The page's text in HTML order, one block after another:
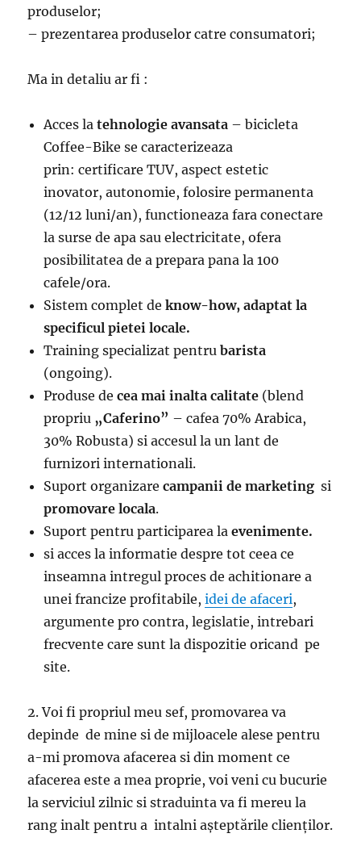
produselor;
– prezentarea produselor catre consumatori;
Ma in detaliu ar fi :
Acces latehnologie avansata – bicicleta
Coffee-Bike se caracterizeaza
prin: certificare TUV, aspect estetic
inovator, autonomie, folosire permanenta
(12/12 luni/an), functioneaza fara conectare
la surse de apa sau electricitate, ofera
posibilitatea de a prepara pana la 100
cafele/ora.
Sistem complet deknow-how, adaptat la
specificul pietei locale.
Training specializat pentrubarista
(ongoing).
Produse decea mai inalta calitate (blend
propriu „Caferino” – cafea 70% Arabica,
30% Robusta) si accesul la un lant de
furnizori internationali.
Suport organizarecampanii de marketing si
promovare locala.
Suport pentru participarea laevenimente.
si acces la informatie despre tot ceea ce
inseamna intregul proces de achitionare a
unei francize profitabile,idei de afaceri,
argumente pro contra, legislatie, intrebari
frecvente care sunt la dispozitie oricand pe
site.
2. Voi fi propriul meu sef, promovarea va
depinde de mine si de mijloacele alese pentru
a-mi promova afacerea si din moment ce
afacerea este a mea proprie, voi veni cu bucurie
la serviciul zilnic si straduinta va fi mereu la
rang inalt pentru a intalni așteptările clienților.